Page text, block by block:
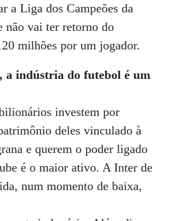
a Liga dos Campeões da
não vai ter retorno do
milhões por um jogador.
a indústria do futebol é um
investem por
deles vinculado à
e querem o poder ligado
é o maior ativo. A Inter de
num momento de baixa,